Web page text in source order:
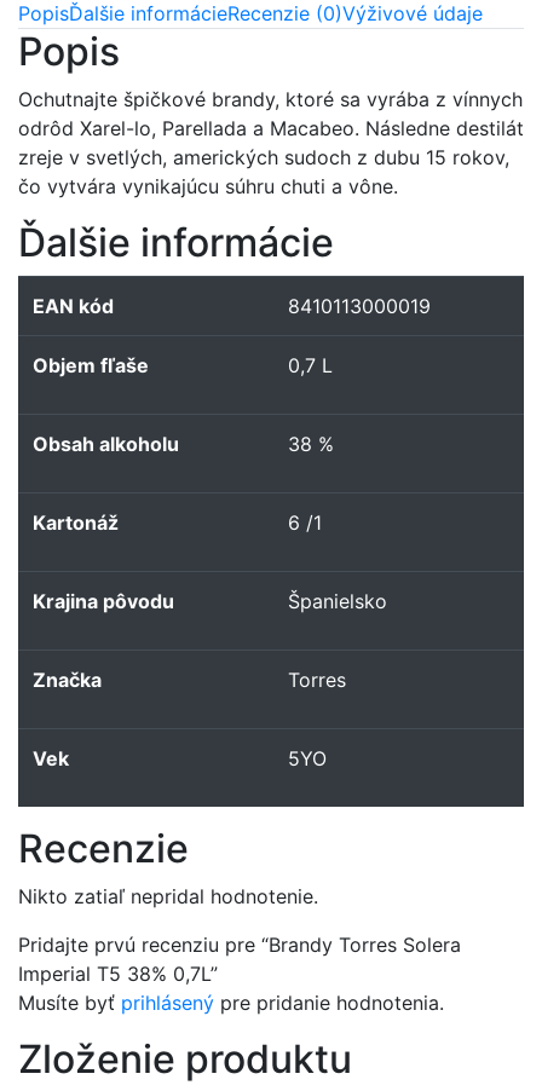
PopisĎalšie informácieRecenzie (0)Výživové údaje
Popis
Ochutnajte špičkové brandy, ktoré sa vyrába z vínnych
odrôd Xarel-lo, Parellada a Macabeo. Následne destilát
zreje v svetlých, amerických sudoch z dubu 15 rokov,
čo vytvára vynikajúcu súhru chuti a vône.
Ďalšie informácie
EAN kód 8410113000019
Objem fľaše 0,7 L
Obsah alkoholu 38 %
Kartonáž 6 /1
Krajina pôvodu Španielsko
Značka Torres
Vek 5YO
Recenzie
Nikto zatiaľ nepridal hodnotenie.
Pridajte prvú recenziu pre “Brandy Torres Solera
Imperial T5 38% 0,7L”
Musíte byť prihlásený pre pridanie hodnotenia.
Zloženie produktu